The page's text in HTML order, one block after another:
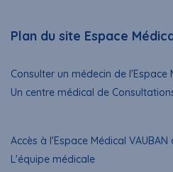
Plan du site Espace
Consulter un médecin de l'Espace
Un centre médical de
Accès à l'Espace Médical VAUBAN
L'équipe médicale